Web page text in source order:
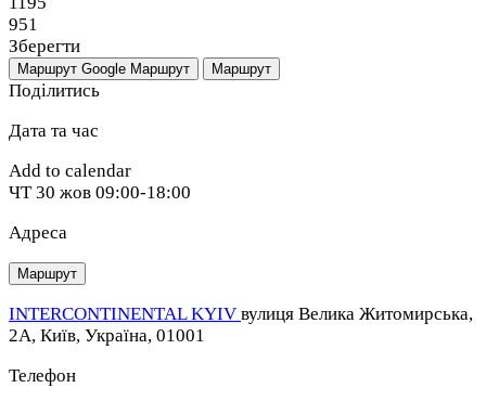
951
Зберегти
Маршрут Google Маршрут Маршрут
Поділитись
Дата та час
Add to calendar
ЧТ 30 жов 09:00-18:00
Адреса
Маршрут
INTERCONTINENTAL KYIV вулиця Велика Житомирська,
2A, Київ, Україна, 01001
Телефон